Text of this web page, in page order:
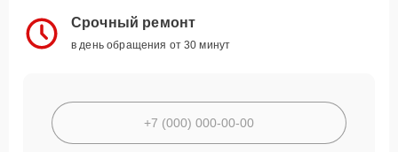
Срочный ремонт
в день обращения от 30 минут